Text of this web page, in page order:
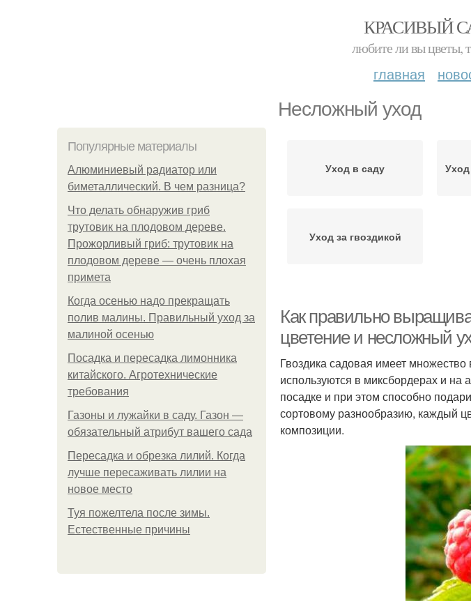
КРАСИВЫЙ
любите ли вы цветы,
главная
Несложный уход
Популярные материалы
Алюминиевый радиатор или
биметаллический. В чем разница?
Что делать обнаружив гриб
трутовик на плодовом дереве.
Прожорливый гриб: трутовик на
плодовом дереве — очень плохая
примета
Когда осенью надо прекращать
полив малины. Правильный уход за
малиной осенью
Посадка и пересадка лимонника
китайского. Агротехнические
требования
Газоны и лужайки в саду. Газон —
обязательный атрибут вашего сада
Пересадка и обрезка лилий. Когда
лучше пересаживать лилии на
новое место
Туя пожелтела после зимы.
Естественные причины
Уход в саду
Уход за гвоздикой
Как правильно
цветение и несложный
Гвоздика садовая имеет
используются в миксбордерах и на
посадке и при этом способно
сортовому разнообразию, каждый
композиции.